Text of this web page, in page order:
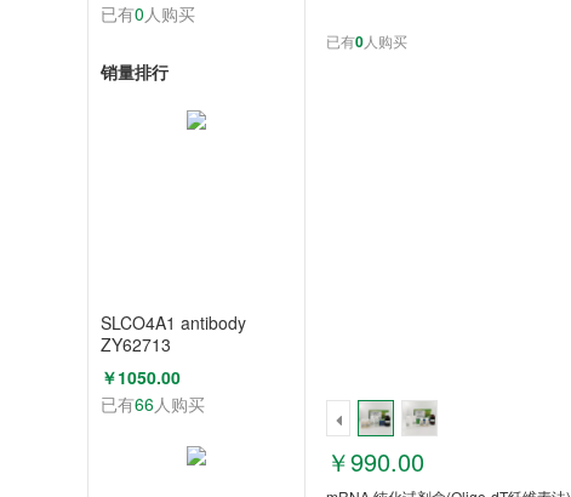
已有0人购买
销量排行
SLCO4A1 antibody
ZY62713
￥1050.00
已有66人购买
已有0人购买
￥990.00